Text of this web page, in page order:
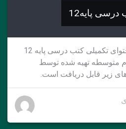
پایه12
علاقه مندان می توانند محتوای تکمیلی کتب درسی پایه 12
متوسطه تهیه شده توسط
زیر قابل دریافت است.